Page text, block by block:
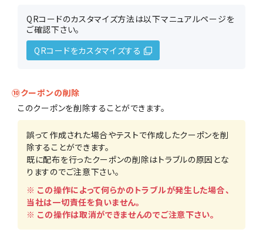
QRコードのカスタマイズ方法は以下マニュアルページを
ご確認下さい。
QRコードをカスタマイズする
⑩クーポンの削除
このクーポンを削除することができます。
誤って作成された場合やテストで作成したクーポンを削
除することができます。
既に配布を行ったクーポンの削除はトラブルの原因とな
りますのでご注意下さい。
※ この操作によって何らかのトラブルが発生した場合、
当社は一切責任を負いません。
※ この操作は取消ができませんのでご注意下さい。